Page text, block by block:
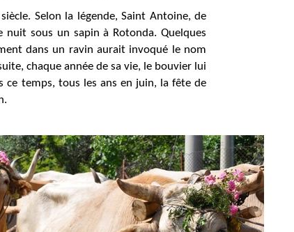
Selon la légende, Saint Antoine, de
sous un sapin à Rotonda. Quelques
dans un ravin aurait invoqué le nom
chaque année de sa vie, le bouvier lui
ce temps, tous les ans en juin, la fête de